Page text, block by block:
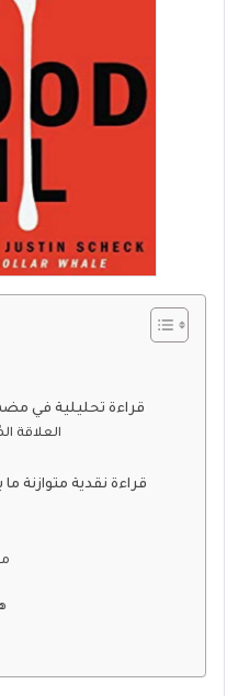
قراءة تحليلية في
العلاقة
قراءة نقدية متوازنة